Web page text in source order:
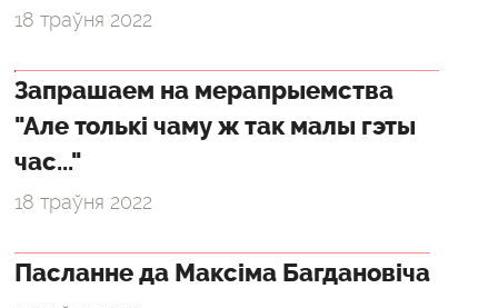
18 траўня 2022
Запрашаем на мерапрыемства
"Але толькі чаму ж так малы гэты
час..."
18 траўня 2022
Пасланне да Максіма Багдановіча